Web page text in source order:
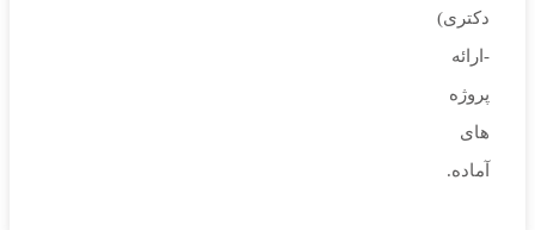
دکتری)
-ارائه
پروژه
های
آماده.